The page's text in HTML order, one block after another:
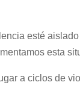
esté
esta
a ciclos de